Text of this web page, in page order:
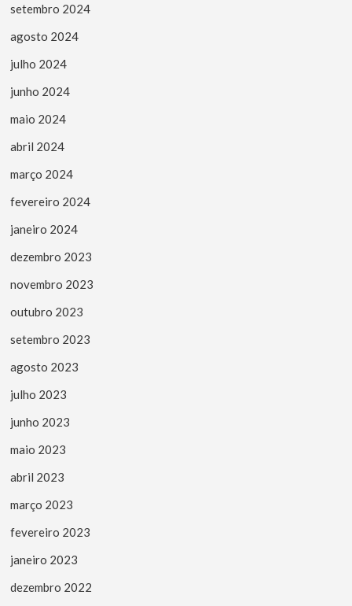
setembro 2024
agosto 2024
julho 2024
junho 2024
maio 2024
abril 2024
março 2024
fevereiro 2024
janeiro 2024
dezembro 2023
novembro 2023
outubro 2023
setembro 2023
agosto 2023
julho 2023
junho 2023
maio 2023
abril 2023
março 2023
fevereiro 2023
janeiro 2023
dezembro 2022